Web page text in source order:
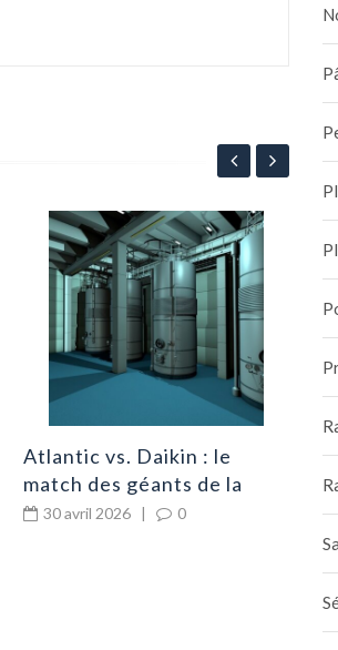
Atlantic vs. Daikin : le
match des géants de la
pompe à chaleur
30 avril 2026 | 0